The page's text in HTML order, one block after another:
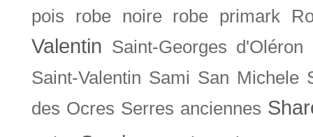
pois
robe noire robe primark
Valentin Saint-Georges d'Oléron
Saint-Valentin Sami San Michele
des Ocres Serres anciennes